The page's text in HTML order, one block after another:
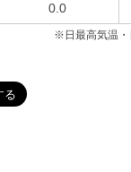
0.0
※日最高気温・